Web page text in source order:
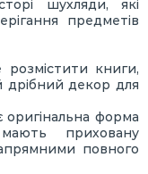
шухляди, які
предметів
книги,
дрібний декор для
форма
приховану
повного